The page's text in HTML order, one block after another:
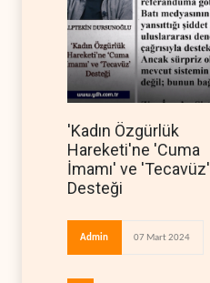
'Kadın Özgürlük
Hareketi'ne 'Cuma
İmamı' ve 'Tecavüz'
Desteği
Admin 07 Mart 2024